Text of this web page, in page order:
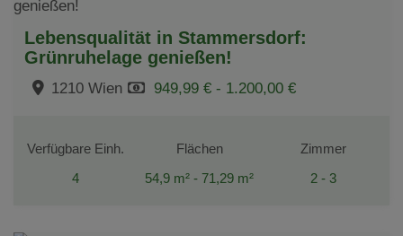
Lebensqualität in Stammersdorf:
Grünruhelage genießen!
1210 Wien 949,99 € - 1.200,00 €
Verfügbare Einh.
4
Flächen
54,9 m² - 71,29 m²
Zimmer
2 - 3